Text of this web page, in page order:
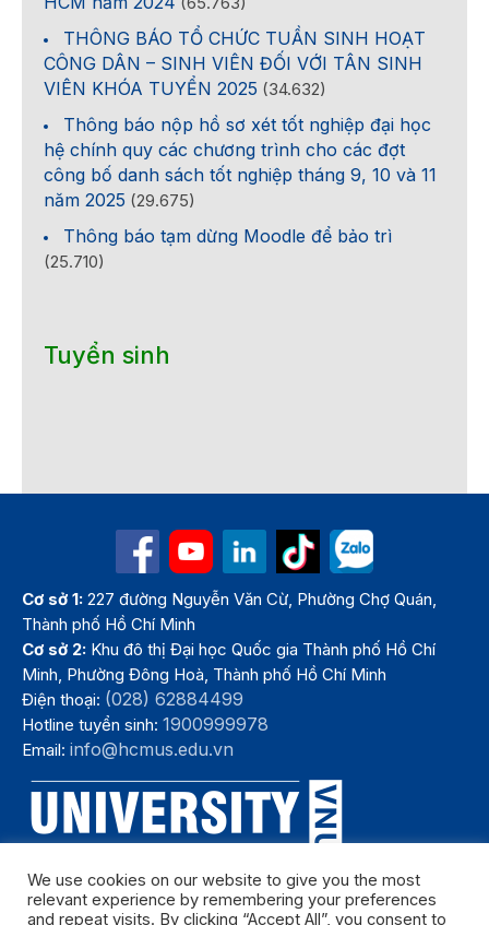
THÔNG BÁO TỔ CHỨC TUẦN SINH HOẠT
CÔNG DÂN – SINH VIÊN ĐỐI VỚI TÂN SINH
VIÊN KHÓA TUYỂN 2025 (34.632)
Thông báo nộp hồ sơ xét tốt nghiệp đại học
hệ chính quy các chương trình cho các đợt
công bố danh sách tốt nghiệp tháng 9, 10 và 11
năm 2025 (29.675)
Thông báo tạm dừng Moodle để bảo trì
(25.710)
Tuyển sinh
Cơ sở 1: 227 đường Nguyễn Văn Cừ, Phường Chợ Quán,
Thành phố Hồ Chí Minh
Cơ sở 2: Khu đô thị Đại học Quốc gia Thành phố Hồ Chí
Minh, Phường Đông Hoà, Thành phố Hồ Chí Minh
Điện thoại: (028) 62884499
Hotline tuyển sinh:1900999978
Email:info@hcmus.edu.vn
We use cookies on our website to give you the most
relevant experience by remembering your preferences
and repeat visits. By clicking “Accept All”, you consent to